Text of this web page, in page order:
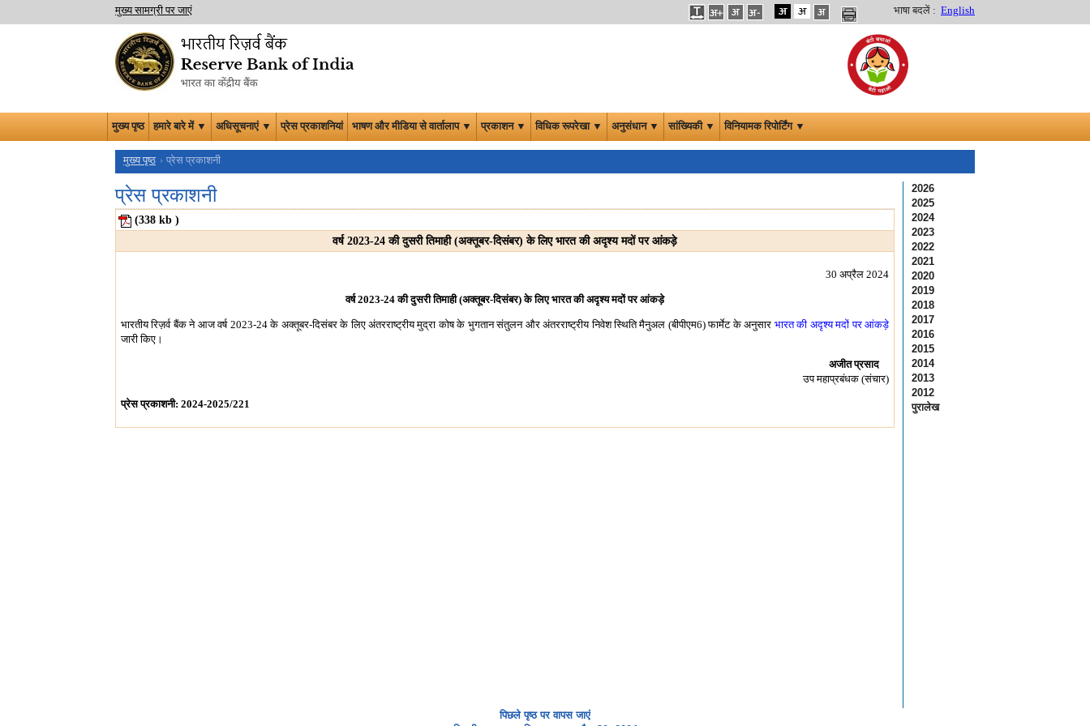
मुख्य सामग्री पर जाएं भाषा बदलें : English
मुख्य पृष्ठ हमारे बारे में ▼ अधिसूचनाएं ▼ प्रेस प्रकाशनियां भाषण और मीडिया से वार्तालाप ▼ प्रकाशन ▼ विधिक रूपरेखा ▼ अनुसंधान ▼ सांख्यिकी ▼ विनियामक रिपोर्टिंग ▼
मुख्य पृष्ठ प्रेस प्रकाशनी
प्रेस प्रकाशनी
(338 kb )
वर्ष 2023-24 की दुसरी तिमाही (अक्तूबर-दिसंबर) के लिए भारत की अदृश्य मदों पर आंकड़े
30 अप्रैल 2024
वर्ष 2023-24 की दुसरी तिमाही (अक्तूबर-दिसंबर) के लिए भारत की अदृश्य मदों पर आंकड़े
भारतीय रिज़र्व बैंक ने आज वर्ष 2023-24 के अक्तूबर-दिसंबर के लिए अंतरराष्ट्रीय मुद्रा कोष के भुगतान संतुलन और अंतरराष्ट्रीय निवेश स्थिति मैनुअल (बीपीएम6) फार्मेट के अनुसार भारत की अदृश्य मदों पर आंकड़े
जारी किए।
अजीत प्रसाद
उप महाप्रबंधक (संचार)
प्रेस प्रकाशनी: 2024-2025/221
2026
2025
2024
2023
2022
2021
2020
2019
2018
2017
2016
2015
2014
2013
2012
पुरालेख
पिछले पृष्ठ पर वापस जाएं